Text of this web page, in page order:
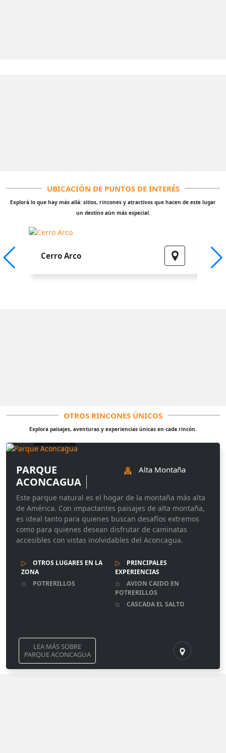
UBICACIÓN DE PUNTOS DE INTERÉS
Explorá lo que hay más allá: sitios, rincones y atractivos que hacen de este lugar
un destino aún más especial.
Cerro Arco
OTROS RINCONES ÚNICOS
Explora paisajes, aventuras y experiencias únicas en cada rincón.
PARQUE
ACONCAGUA
Alta Montaña
Este parque natural es el hogar de la montaña más alta
de América. Con impactantes paisajes de alta montaña,
es ideal tanto para quienes buscan desafíos extremos
como para quienes desean disfrutar de caminatas
accesibles con vistas inolvidables del Aconcagua.
OTROS LUGARES EN LA
ZONA
POTRERILLOS
PRINCIPALES
EXPERIENCIAS
AVION CAIDO EN
POTRERILLOS
CASCADA EL SALTO
LEA MÁS SOBRE
PARQUE ACONCAGUA